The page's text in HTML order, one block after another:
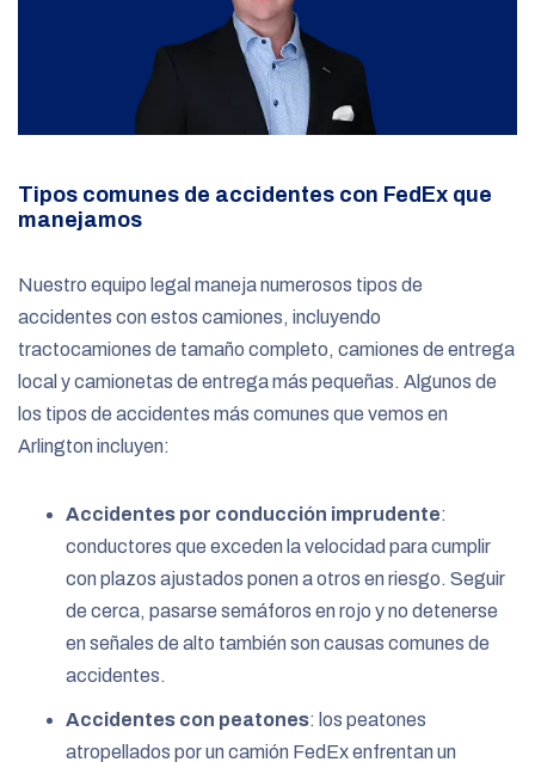
Tipos comunes de accidentes con FedEx que
manejamos
Nuestro equipo legal maneja numerosos tipos de
accidentes con estos camiones, incluyendo
tractocamiones de tamaño completo, camiones de entrega
local y camionetas de entrega más pequeñas. Algunos de
los tipos de accidentes más comunes que vemos en
Arlington incluyen:
Accidentes por conducción imprudente:
conductores que exceden la velocidad para cumplir
con plazos ajustados ponen a otros en riesgo. Seguir
de cerca, pasarse semáforos en rojo y no detenerse
en señales de alto también son causas comunes de
accidentes.
Accidentes con peatones: los peatones
atropellados por un camión FedEx enfrentan un